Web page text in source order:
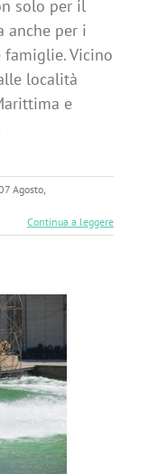
solo per il
anche per i
Vicino
località
e
7 Agosto,
Continua a leggere